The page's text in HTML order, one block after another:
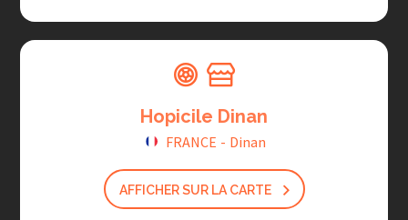
Hopicile Dinan
FRANCE - Dinan
AFFICHER SUR LA CARTE